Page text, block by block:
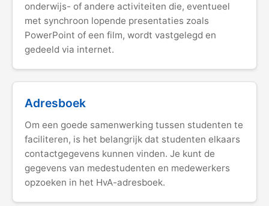
onderwijs- of andere activiteiten die, eventueel
met synchroon lopende presentaties zoals
PowerPoint of een film, wordt vastgelegd en
gedeeld via internet.
Adresboek
Om een goede samenwerking tussen studenten te
faciliteren, is het belangrijk dat studenten elkaars
contactgegevens kunnen vinden. Je kunt de
gegevens van medestudenten en medewerkers
opzoeken in het HvA-adresboek.